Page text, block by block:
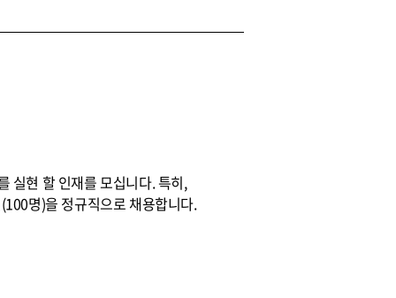
실현 할 인재를 모십니다. 특히,
명)을 정규직으로 채용합니다.